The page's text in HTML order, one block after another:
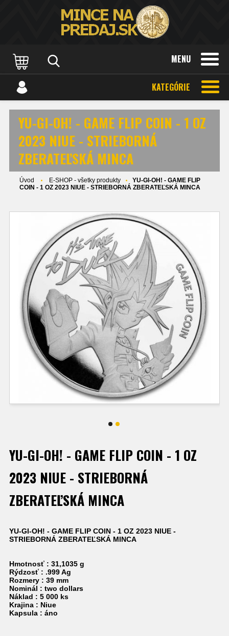
MENU
KATEGÓRIE
YU-GI-OH! - GAME FLIP COIN - 1 OZ
2023 NIUE - STRIEBORNÁ
ZBERATEĽSKÁ MINCA
Úvod E-SHOP - všetky produkty
YU-GI-OH! - GAME FLIP
COIN - 1 OZ 2023 NIUE - STRIEBORNÁ ZBERATEĽSKÁ MINCA
YU-GI-OH! - GAME FLIP COIN - 1 OZ
2023 NIUE - STRIEBORNÁ
ZBERATEĽSKÁ MINCA
YU-GI-OH! - GAME FLIP COIN - 1 OZ 2023 NIUE -
STRIEBORNÁ ZBERATEĽSKÁ MINCA
Hmotnosť : 31,1035 g
Rýdzosť : .999 Ag
Rozmery : 39 mm
Nominál : two dollars
Náklad : 5 000 ks
Krajina : Niue
Kapsula : áno